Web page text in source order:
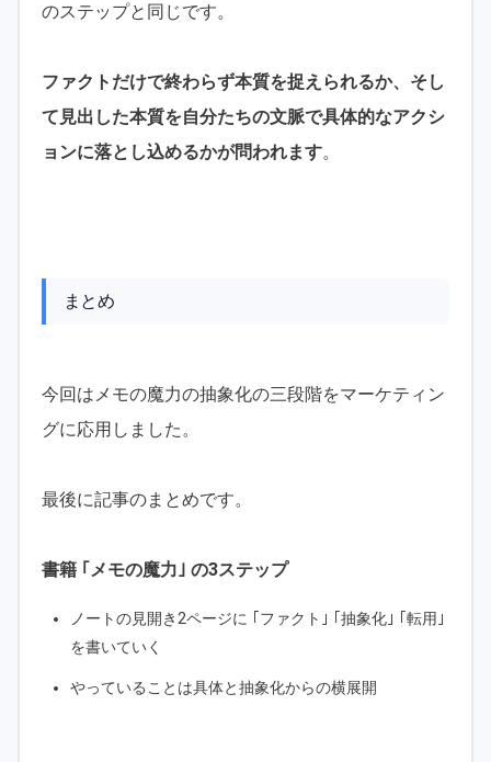
のステップと同じです。
ファクトだけで終わらず本質を捉えられるか、そし
て見出した本質を自分たちの文脈で具体的なアクシ
ョンに落とし込めるかが問われます。
まとめ
今回はメモの魔力の抽象化の三段階をマーケティン
グに応用しました。
最後に記事のまとめです。
書籍 ｢メモの魔力｣ の3ステップ
ノートの見開き2ページに ｢ファクト｣ ｢抽象化｣ ｢転用｣
を書いていく
やっていることは具体と抽象化からの横展開